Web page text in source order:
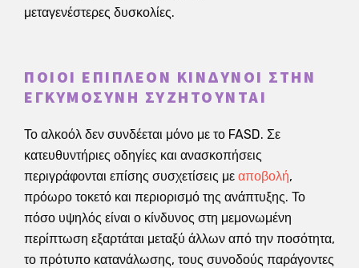
μεταγενέστερες δυσκολίες.
ΠΟΙΟΙ ΕΠΙΠΛΈΟΝ ΚΊΝΔΥΝΟΙ ΣΤΗΝ
ΕΓΚΥΜΟΣΎΝΗ ΣΥΖΗΤΟΎΝΤΑΙ
Το αλκοόλ δεν συνδέεται μόνο με το FASD. Σε
κατευθυντήριες οδηγίες και ανασκοπήσεις
περιγράφονται επίσης συσχετίσεις με αποβολή,
πρόωρο τοκετό και περιορισμό της ανάπτυξης. Το
πόσο υψηλός είναι ο κίνδυνος στη μεμονωμένη
περίπτωση εξαρτάται μεταξύ άλλων από την ποσότητα,
το πρότυπο κατανάλωσης, τους συνοδούς παράγοντες